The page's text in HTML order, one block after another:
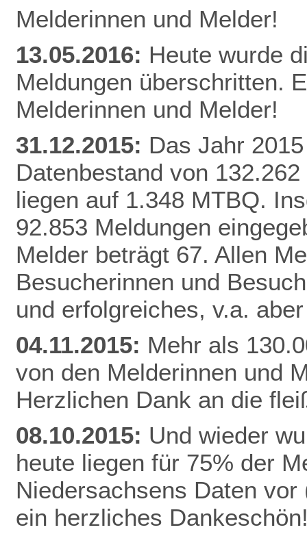
Melderinnen und Melder!
13.05.2016: Heute wurde
Meldungen überschritten.
Melderinnen und Melder!
31.12.2015: Das Jahr
Datenbestand von
liegen auf 1.348 MTBQ.
92.853 Meldungen
Melder beträgt 67. Allen
Besucherinnen und
und erfolgreiches, v.a.
04.11.2015: Mehr als
von den Melderinnen und
Herzlichen Dank an die
08.10.2015: Und wieder
heute liegen für 75% der
Niedersachsens Daten
ein herzliches